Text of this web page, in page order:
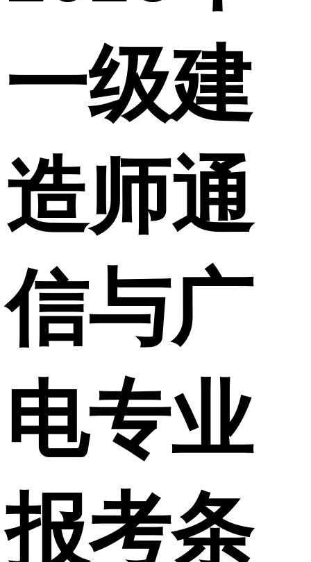
一级建
造师通
信与广
电专业
报考条